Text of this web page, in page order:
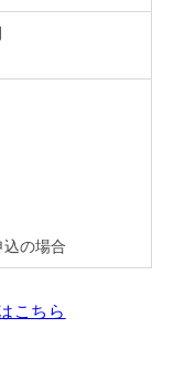
の場合
こちら